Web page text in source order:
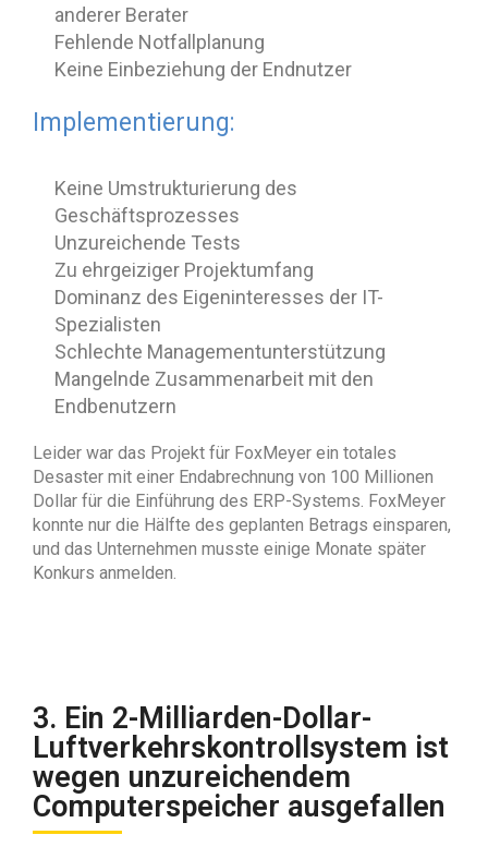
anderer Berater
Fehlende Notfallplanung
Keine Einbeziehung der Endnutzer
Implementierung:
Keine Umstrukturierung des
Geschäftsprozesses
Unzureichende Tests
Zu ehrgeiziger Projektumfang
Dominanz des Eigeninteresses der IT-
Spezialisten
Schlechte Managementunterstützung
Mangelnde Zusammenarbeit mit den
Endbenutzern
Leider war das Projekt für FoxMeyer ein totales
Desaster mit einer Endabrechnung von 100 Millionen
Dollar für die Einführung des ERP-Systems. FoxMeyer
konnte nur die Hälfte des geplanten Betrags einsparen,
und das Unternehmen musste einige Monate später
Konkurs anmelden.
3. Ein 2-Milliarden-Dollar-
Luftverkehrskontrollsystem ist
wegen unzureichendem
Computerspeicher ausgefallen